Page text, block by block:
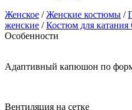
Женское / Женские костюмы /
женские / Костюм для
Особенности
Адаптивный капюшон по
Вентиляция на сетке